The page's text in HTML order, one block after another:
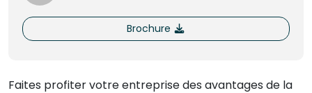
Brochure
Faites profiter votre entreprise des avantages de la